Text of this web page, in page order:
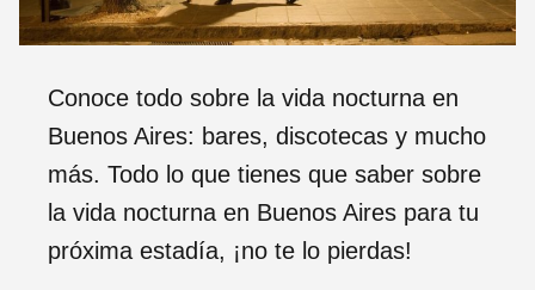
Conoce todo sobre la vida nocturna en
Buenos Aires: bares, discotecas y mucho
más. Todo lo que tienes que saber sobre
la vida nocturna en Buenos Aires para tu
próxima estadía, ¡no te lo pierdas!